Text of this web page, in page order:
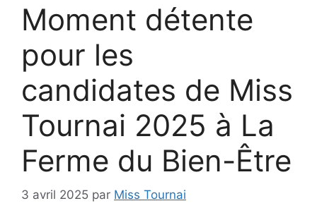
Moment détente
pour les
candidates de Miss
Tournai 2025 à La
Ferme du Bien-Être
3 avril 2025 par Miss Tournai